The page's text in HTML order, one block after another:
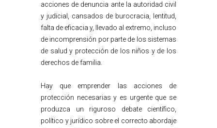
acciones de denuncia ante la autoridad civil
y judicial, cansados de burocracia, lentitud,
falta de eficacia y, llevado al extremo, incluso
de incomprensión por parte de los sistemas
de salud y protección de los niños y de los
derechos de familia.
Hay que emprender las acciones de
protección necesarias y es urgente que se
produzca un riguroso debate científico,
político y jurídico sobre el correcto abordaje